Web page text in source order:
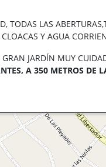
TODAS LAS
Y AGUA
JARDÍN MUY
A 350 METROS DE